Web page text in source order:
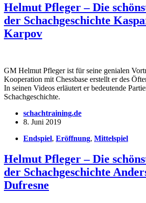
Helmut Pfleger – Die
der Schachgeschichte
Karpov
GM Helmut Pfleger ist für seine genialen
Kooperation mit Chessbase erstellt er des
In seinen Videos erläutert er bedeutende
Schachgeschichte.
schachtraining.de
8. Juni 2019
Endspiel, Eröffnung, Mittelspiel
Helmut Pfleger – Die
der Schachgeschichte
Dufresne